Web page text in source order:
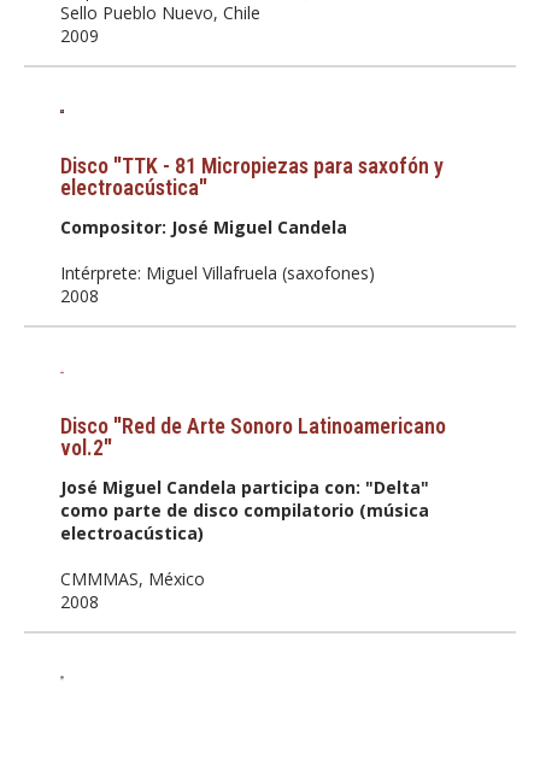
Sello Pueblo Nuevo, Chile
2009
Disco "TTK - 81 Micropiezas para saxofón y
electroacústica"
Compositor: José Miguel Candela
Intérprete: Miguel Villafruela (saxofones)
2008
Disco "Red de Arte Sonoro Latinoamericano
vol.2"
José Miguel Candela participa con: "Delta"
como parte de disco compilatorio (música
electroacústica)
CMMMAS, México
2008